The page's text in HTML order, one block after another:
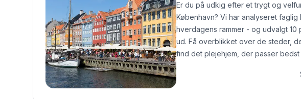
Er du på udkig efter et trygt og
København? Vi har analyseret
hverdagens rammer - og udvalgt
ud. Få overblikket over de steder,
find det plejehjem, der passer bedst